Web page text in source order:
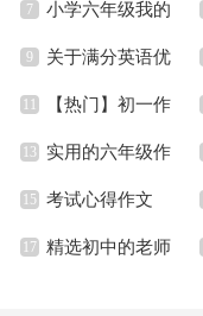
年级小学作文汇编6
篇
7 小学六年级我的
同桌作文
9 关于满分英语优
秀作文锦集10篇
11 【热门】初一作
文汇总10篇
13 实用的六年级作
文集合5篇
15 考试心得作文
17 精选初中的老师